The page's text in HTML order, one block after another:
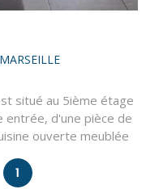
situé au 5ième étage
entrée, d'une pièce de
ouverte meublée
d'eau et WC. En sus,
1